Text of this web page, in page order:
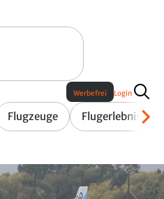
Flugzeuge Flugerlebnis
Werbefrei Login